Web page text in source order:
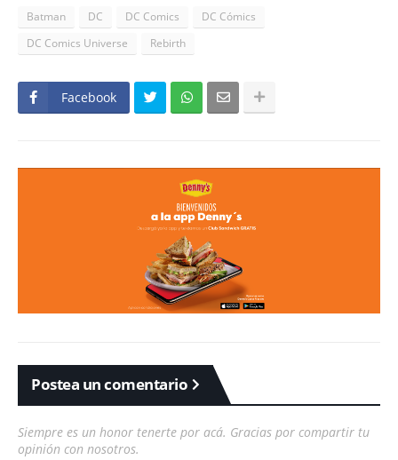
Batman DC DC Comics
DC Cómics
DC Comics Universe
Rebirth
Facebook
Postea un comentario
Siempre es un honor tenerte por acá. Gracias por compartir tu
opinión con nosotros.